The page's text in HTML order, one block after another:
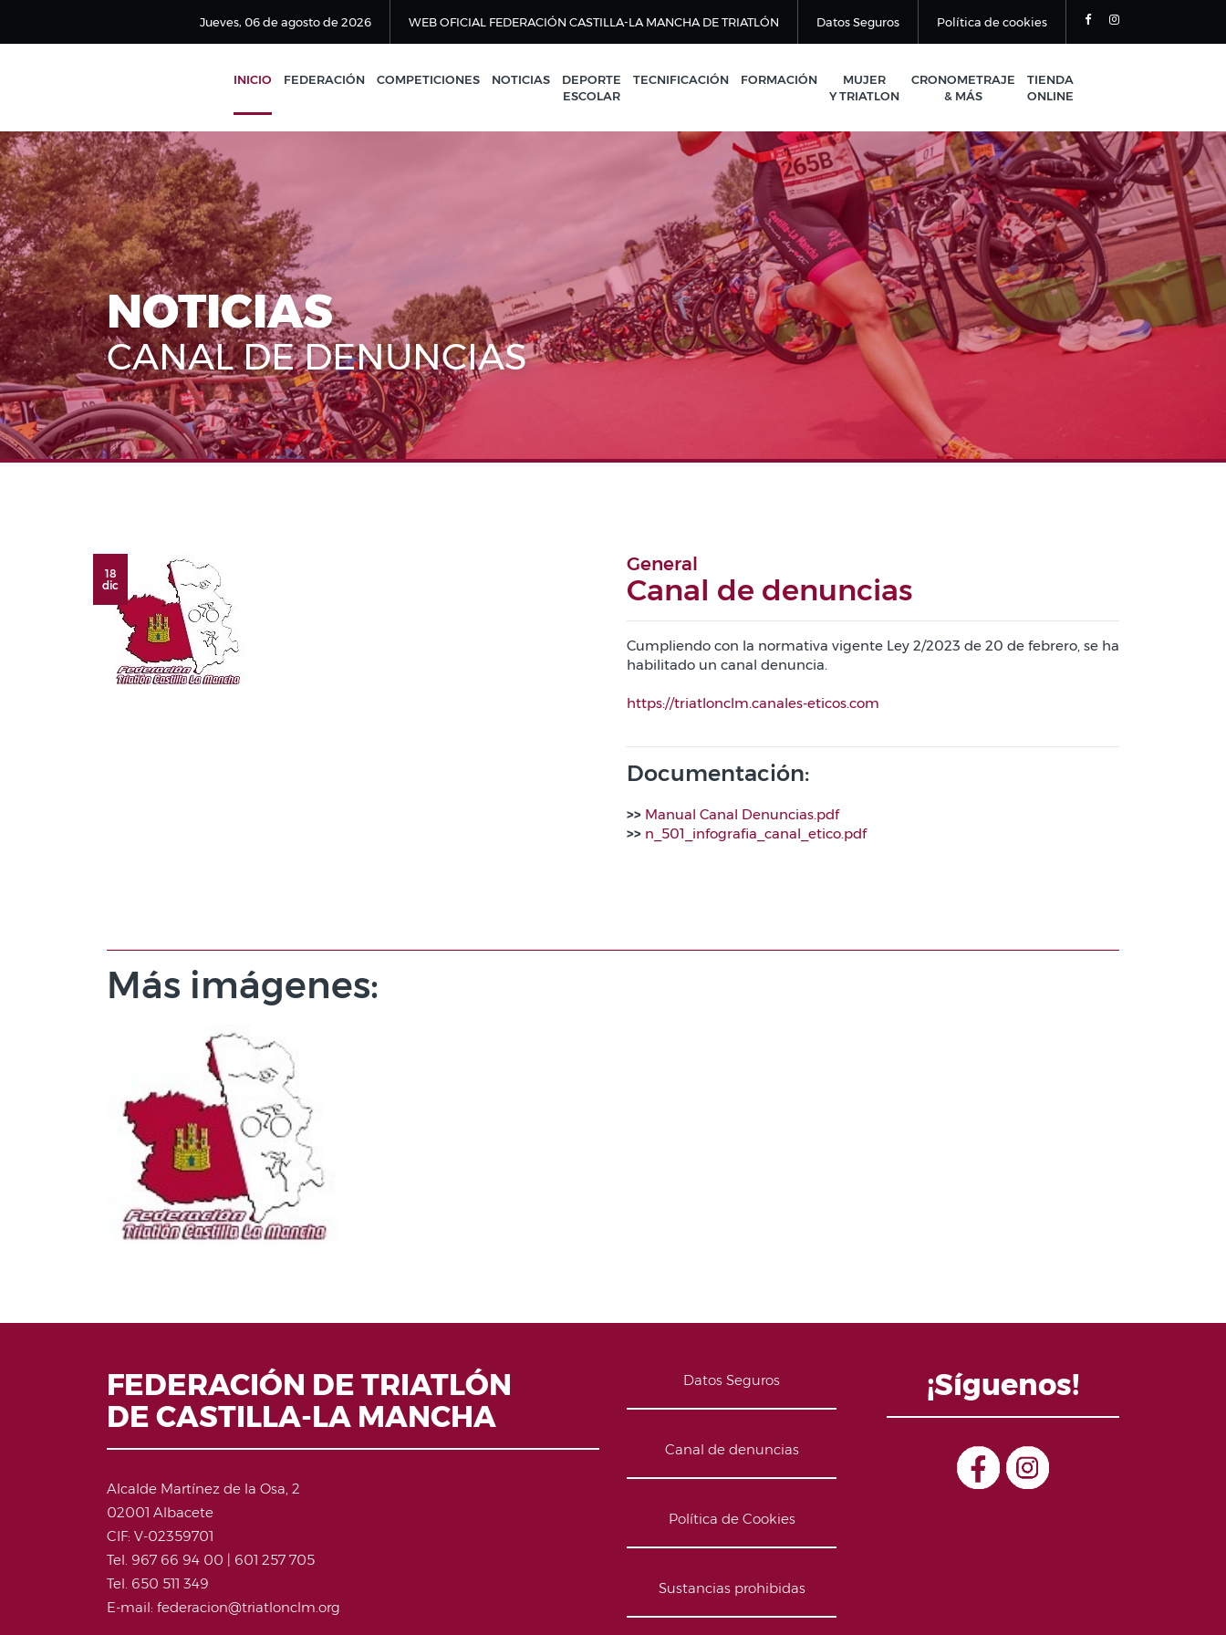
Jueves, 06 de agosto de 2026 WEB OFICIAL FEDERACIÓN CASTILLA-LA MANCHA DE TRIATLÓN Datos Seguros Política de cookies
INICIO FEDERACIÓN COMPETICIONES NOTICIAS
DEPORTE
ESCOLAR
TECNIFICACIÓN FORMACIÓN
MUJER
Y TRIATLON
CRONOMETRAJE
& MÁS
TIENDA
ONLINE
NOTICIAS
CANAL DE DENUNCIAS
18
dic
General
Canal de denuncias
Cumpliendo con la normativa vigente Ley 2/2023 de 20 de febrero, se ha
habilitado un canal denuncia.
https://triatlonclm.canales-eticos.com
Documentación:
>> Manual Canal Denuncias.pdf
>> n_501_infografia_canal_etico.pdf
Más imágenes:
FEDERACIÓN DE TRIATLÓN
DE CASTILLA-LA MANCHA
Alcalde Martínez de la Osa, 2
02001 Albacete
CIF: V-02359701
Tel. 967 66 94 00 | 601 257 705
Tel. 650 511 349
E-mail: federacion@triatlonclm.org
Datos Seguros
Canal de denuncias
Política de Cookies
Sustancias prohibidas
¡Síguenos!